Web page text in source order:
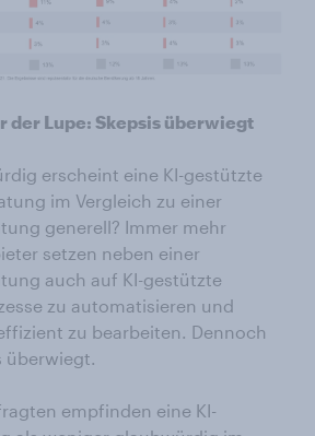
der Lupe: Skepsis überwiegt
erscheint eine KI-gestützte
im Vergleich zu einer
generell? Immer mehr
setzen neben einer
auch auf KI-gestützte
zu automatisieren und
zu bearbeiten. Dennoch
überwiegt.
empfinden eine KI-